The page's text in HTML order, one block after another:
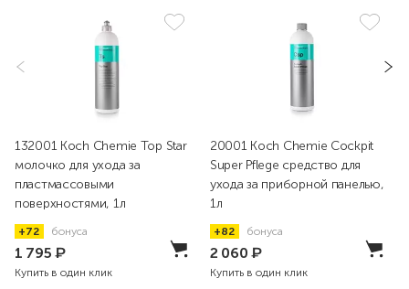
132001 Koch Chemie Top Star
молочко для ухода за
пластмассовыми
поверхностями, 1л
+72 бонуса
1 795₽
Купить в один клик
20001 Koch Chemie Cockpit
Super Pflege средство для
ухода за приборной панелью,
1л
+82 бонуса
2 060₽
Купить в один клик